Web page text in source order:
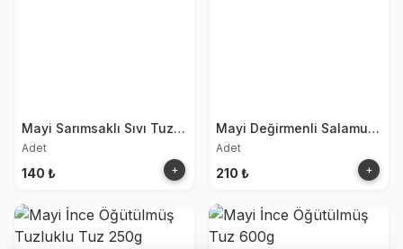
Mayi Sarımsaklı Sıvı Tuz 150 Ml
Adet
140 ₺ +
Mayi Değirmenli Salamura Tuz 110g
Adet
210 ₺ +